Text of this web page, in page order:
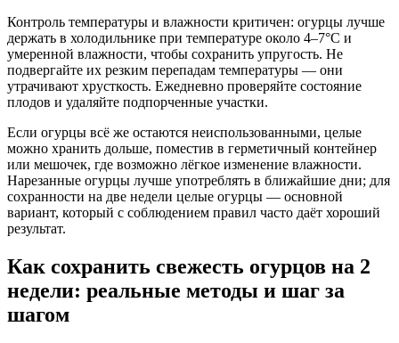
Контроль температуры и влажности критичен: огурцы лучше
держать в холодильнике при температуре около 4–7°C и
умеренной влажности, чтобы сохранить упругость. Не
подвергайте их резким перепадам температуры — они
утрачивают хрусткость. Ежедневно проверяйте состояние
плодов и удаляйте подпорченные участки.
Если огурцы всё же остаются неиспользованными, целые
можно хранить дольше, поместив в герметичный контейнер
или мешочек, где возможно лёгкое изменение влажности.
Нарезанные огурцы лучше употреблять в ближайшие дни; для
сохранности на две недели целые огурцы — основной
вариант, который с соблюдением правил часто даёт хороший
результат.
Как сохранить свежесть огурцов на 2
недели: реальные методы и шаг за
шагом